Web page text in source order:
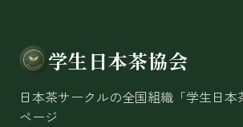
学生日本茶協会
日本茶サークルの全国組織「学生日本
ページ